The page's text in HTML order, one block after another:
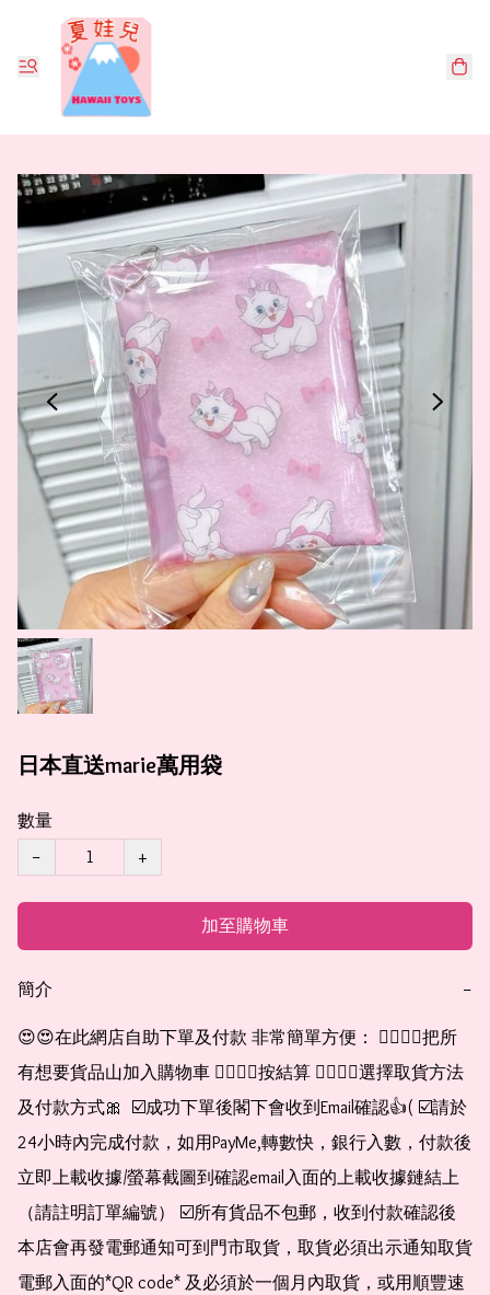
日本直送marie萬用袋
數量
−
+
加至購物車
簡介 −
😍😍在此網店自助下單及付款 非常簡單方便： 👉🏻👉🏻把所
有想要貨品山加入購物車 👉🏻👉🏻按結算 👉🏻👉🏻選擇取貨方法
及付款方式🎀  ☑️成功下單後閣下會收到Email確認👍( ☑️請於
24小時內完成付款，如用PayMe,轉數快，銀行入數，付款後
立即上載收據/螢幕截圖到確認email入面的上載收據鏈結上
（請註明訂單編號） ☑️所有貨品不包郵，收到付款確認後
本店會再發電郵通知可到門市取貨，取貨必須出示通知取貨
電郵入面的*QR code* 及必須於一個月內取貨，或用順豐速